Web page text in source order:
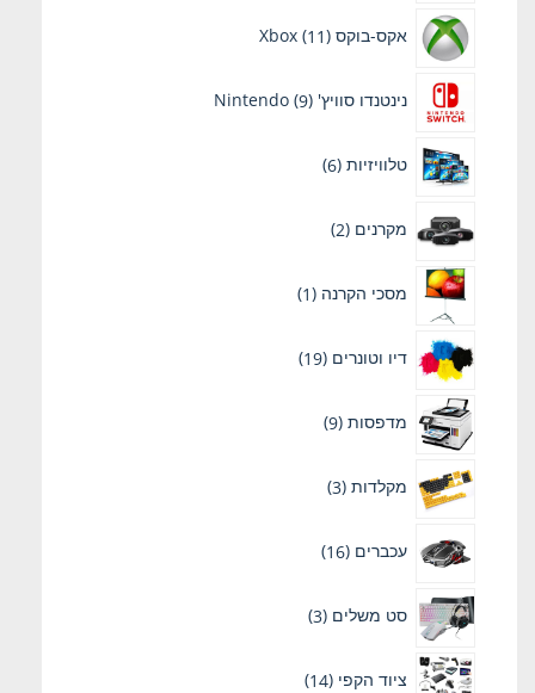
אקס-בוקס Xbox 11
נינטנדו סוויץ' Nintendo 9
טלוויזיות 6
מקרנים 2
מסכי הקרנה 1
דיו וטונרים 19
מדפסות 9
מקלדות 3
עכברים 16
סט משלים 3
ציוד הקפי 14